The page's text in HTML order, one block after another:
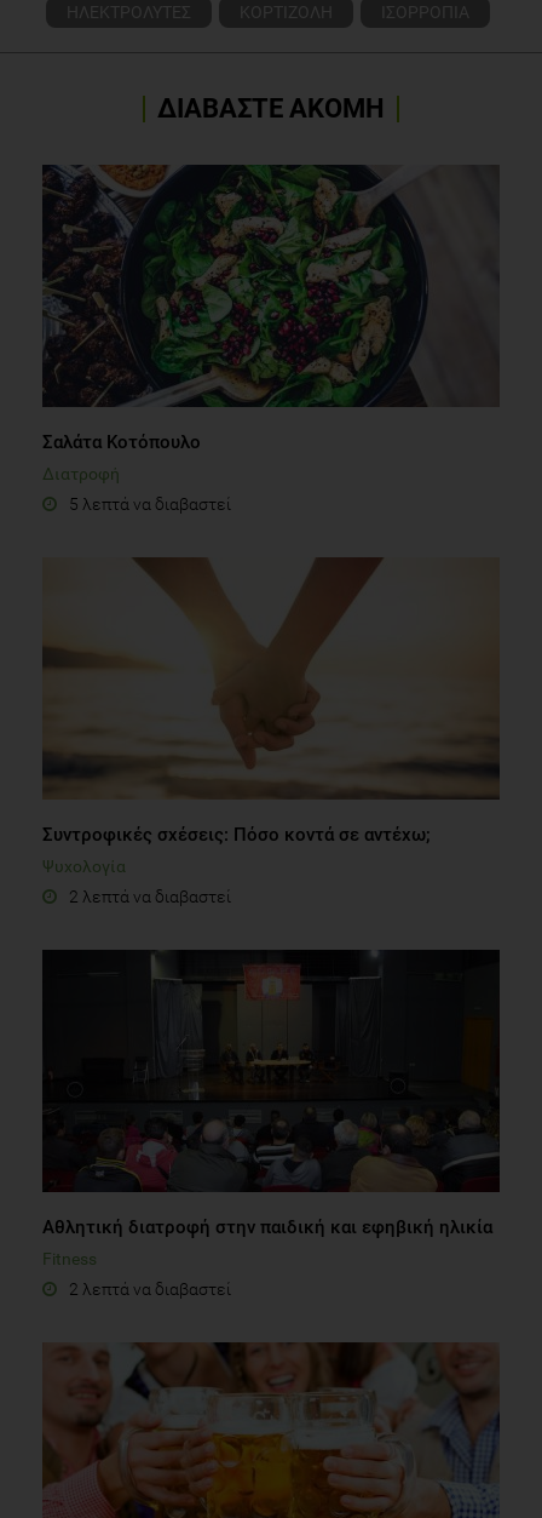
ΗΛΕΚΤΡΟΛΥΤΕΣ ΚΟΡΤΙΖΟΛΗ ΙΣΟΡΡΟΠΙΑ
ΔΙΑΒΑΣΤΕ ΑΚΟΜΗ
Σαλάτα Κοτόπουλο
Διατροφή
5 λεπτά να διαβαστεί
Συντροφικές σχέσεις: Πόσο κοντά σε αντέχω;
Ψυχολογία
2 λεπτά να διαβαστεί
Αθλητική διατροφή στην παιδική και εφηβική ηλικία
Fitness
2 λεπτά να διαβαστεί